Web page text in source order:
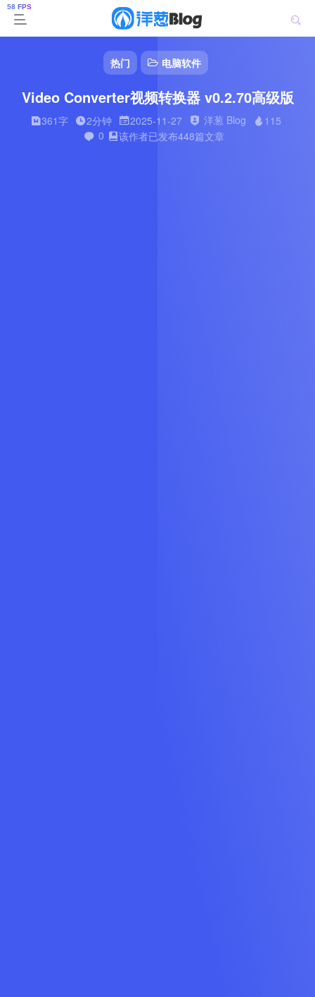
热门 电脑软件
Video Converter视频转换器 v0.2.70高级版
361字 2分钟 2025-11-27 洋葱 Blog
115
0
该作者已发布448篇文章